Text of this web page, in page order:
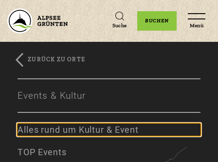
Zum
Zur
Zum
Suche
BUCHEN
Menü
ZURÜCK ZU ORTE
Events & Kultur
Alles rund um Kultur & Event
TOP Events
Unterkünfte Veranstaltungen